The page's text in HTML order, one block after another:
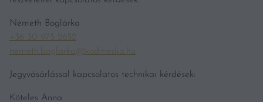
Németh Boglárka
+36 30 975 2652
nemeth.boglarka@kodmedia.hu
Jegyvásárlással kapcsolatos technikai kérdések:
Köteles Anna